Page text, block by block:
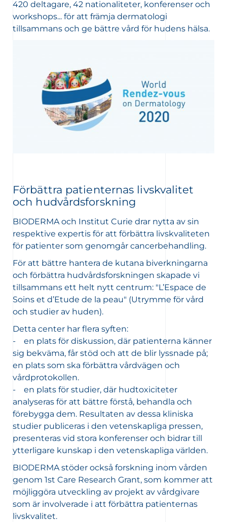
420 deltagare, 42 nationaliteter, konferenser och
workshops... för att främja dermatologi
tillsammans och ge bättre vård för hudens hälsa.
Förbättra patienternas livskvalitet
och hudvårdsforskning
BIODERMA och Institut Curie drar nytta av sin
respektive expertis för att förbättra livskvaliteten
för patienter som genomgår cancerbehandling.
För att bättre hantera de kutana biverkningarna
och förbättra hudvårdsforskningen skapade vi
tillsammans ett helt nytt centrum: "L’Espace de
Soins et d’Etude de la peau" (Utrymme för vård
och studier av huden).
Detta center har flera syften:
- en plats för diskussion, där patienterna känner
sig bekväma, får stöd och att de blir lyssnade på;
en plats som ska förbättra vårdvägen och
vårdprotokollen.
- en plats för studier, där hudtoxiciteter
analyseras för att bättre förstå, behandla och
förebygga dem. Resultaten av dessa kliniska
studier publiceras i den vetenskapliga pressen,
presenteras vid stora konferenser och bidrar till
ytterligare kunskap i den vetenskapliga världen.
BIODERMA stöder också forskning inom vården
genom 1st Care Research Grant, som kommer att
möjliggöra utveckling av projekt av vårdgivare
som är involverade i att förbättra patienternas
livskvalitet.